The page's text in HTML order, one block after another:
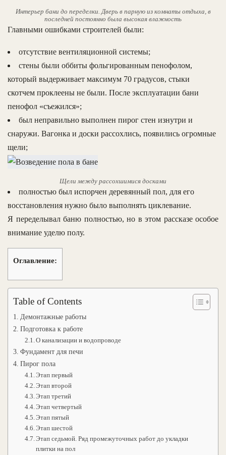
Интерьер бани до переделки. Дверь в парную из комнаты отдыха, в
последней постоянно была высокая влажность
Главными ошибками строителей были:
отсутствие вентиляционной системы;
стены были оббиты фольгированным пенофолом,
который выдерживает максимум 70 градусов, стыки
скотчем проклеены не были. После эксплуатации бани
пенофол «съежился»;
был неправильно выполнен пирог стен изнутри и
снаружи. Вагонка и доски рассохлись, появились огромные
щели;
Щели между рассохшимися досками
полностью был испорчен деревянный пол, для его
восстановления нужно было выполнять циклевание.
Я переделывал баню полностью, но в этом рассказе особое
внимание уделю полу.
Оглавление:
Table of Contents
Демонтажные работы
Подготовка к работе
О канализации и водопроводе
Фундамент для печи
Пирог пола
Этап первый
Этап второй
Этап третий
Этап четвертый
Этап пятый
Этап шестой
Этап седьмой. Ряд промежуточных работ до укладки
плитки на пол